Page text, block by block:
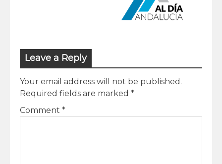
Leave a Reply
Your email address will not be published.
Required fields are marked *
Comment *